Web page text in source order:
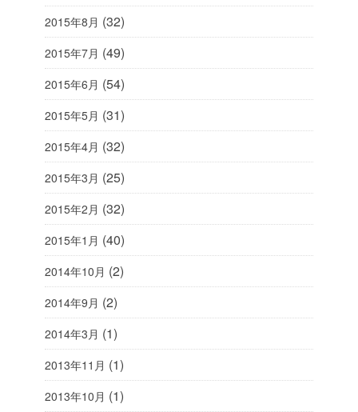
2015年8月 (32)
2015年7月 (49)
2015年6月 (54)
2015年5月 (31)
2015年4月 (32)
2015年3月 (25)
2015年2月 (32)
2015年1月 (40)
2014年10月 (2)
2014年9月 (2)
2014年3月 (1)
2013年11月 (1)
2013年10月 (1)